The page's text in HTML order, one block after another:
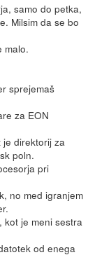
samo do petka,
Milsim da se bo
malo.
sprejemaš
za EON
direktorij za
poln.
pri
no med igranjem
je meni sestra
od enega